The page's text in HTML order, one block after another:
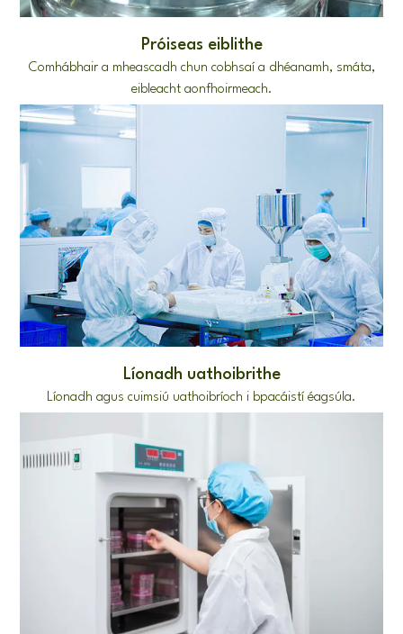
Próiseas eiblithe
Comhábhair a mheascadh chun cobhsaí a dhéanamh, smáta,
eibleacht aonfhoirmeach.
Líonadh uathoibrithe
Líonadh agus cuimsiú uathoibríoch i bpacáistí éagsúla.